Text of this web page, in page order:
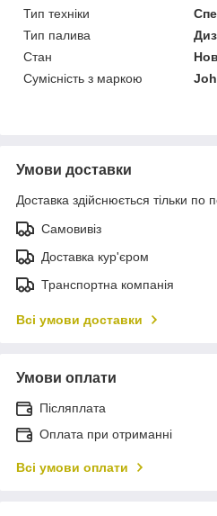
Тип техніки
Тип палива
Стан
Сумісність з маркою
Умови доставки
Доставка здійснюється тільки по
Самовивіз
Доставка кур'єром
Транспортна компанія
Всі умови доставки
Умови оплати
Післяплата
Оплата при отриманні
Всі умови оплати